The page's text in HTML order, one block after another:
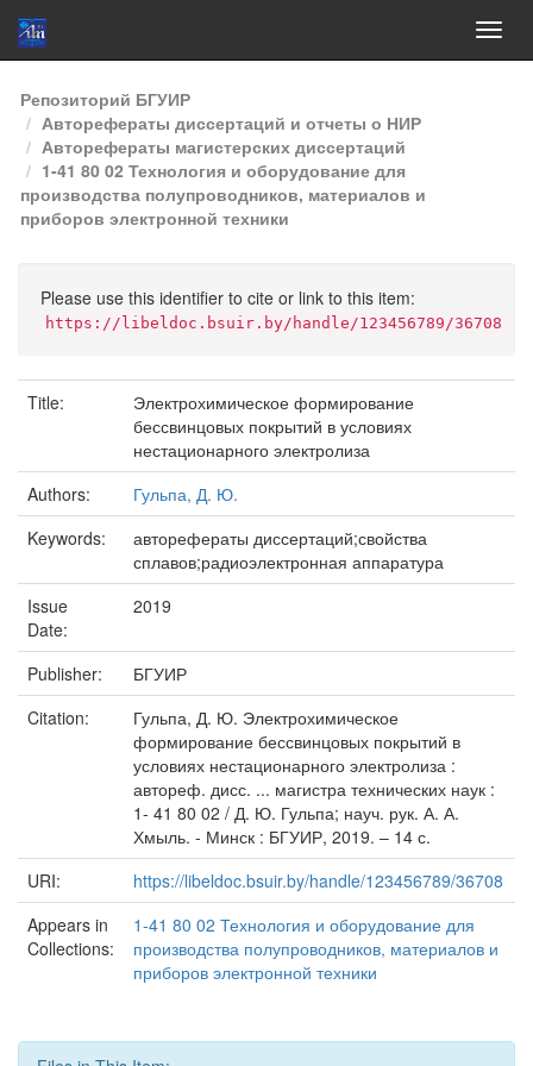
Skip
navigation
Репозиторий БГУИР
Авторефераты диссертаций и отчеты о НИР
Авторефераты магистерских диссертаций
1-41 80 02 Технология и оборудование для
производства полупроводников, материалов и
приборов электронной техники
Please use this identifier to cite or link to this item:
https://libeldoc.bsuir.by/handle/123456789/36708
Title:
Электрохимическое формирование
бессвинцовых покрытий в условиях
нестационарного электролиза
Authors:
Гульпа, Д. Ю.
Keywords:
авторефераты диссертаций;свойства
сплавов;радиоэлектронная аппаратура
Issue
Date:
2019
Publisher:
БГУИР
Citation:
Гульпа, Д. Ю. Электрохимическое
формирование бессвинцовых покрытий в
условиях нестационарного электролиза :
автореф. дисс. ... магистра технических наук :
1- 41 80 02 / Д. Ю. Гульпа; науч. рук. А. А.
Хмыль. - Минск : БГУИР, 2019. – 14 с.
URI:
https://libeldoc.bsuir.by/handle/123456789/36708
Appears in
Collections:
1-41 80 02 Технология и оборудование для
производства полупроводников, материалов и
приборов электронной техники